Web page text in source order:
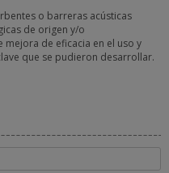
o barreras acústicas
de origen y/o
de eficacia en el uso y
que se pudieron desarrollar.